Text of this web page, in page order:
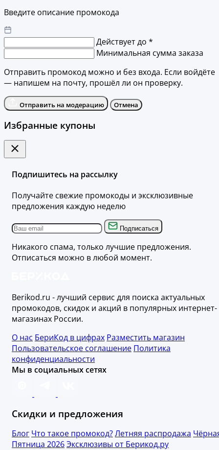
Введите описание промокода
Действует до *
Минимальная сумма заказа
Отправить промокод можно и без входа. Если войдёте
— напишем на почту, прошёл ли он проверку.
Отправить на модерацию Отмена
Избранные купоны
Подпишитесь на рассылку
Получайте свежие промокоды и эксклюзивные
предложения каждую неделю
Подписаться
Никакого спама, только лучшие предложения.
Отписаться можно в любой момент.
Berikod.ru - лучший сервис для поиска актуальных
промокодов, скидок и акций в популярных интернет-
магазинах России.
О нас БериКод в цифрах Разместить магазин
Пользовательское соглашение Политика
конфиденциальности
Мы в социальных сетях
Скидки и предложения
Блог Что такое промокод?Летняя распродажа
Пятница 2026Эксклюзивы от Берикод.ру